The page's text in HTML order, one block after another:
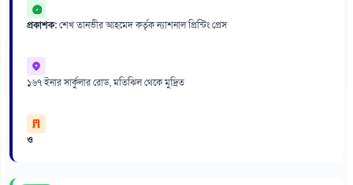
প্রকাশক:শেখ তানভীর আহমেদ কর্তৃক ন্যাশনাল প্রিন্টিং প্রেস
১৬৭ ইনার সার্কুলার রোড, মতিঝিল থেকে মুদ্রিত
ও